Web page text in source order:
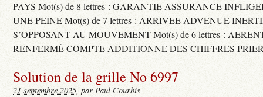
PAYS Mot(s) de 8 lettres : GARANTIE ASSURANCE
UNE PEINE Mot(s) de 7 lettres : ARRIVEE ADVENUE
S’OPPOSANT AU MOUVEMENT Mot(s) de 6 lettres :
RENFERMÉ COMPTE ADDITIONNE DES CHIFFRES
Solution de la grille No 6997
21 septembre 2025, par Paul Courbis